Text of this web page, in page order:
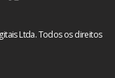
Ltda. Todos os direitos